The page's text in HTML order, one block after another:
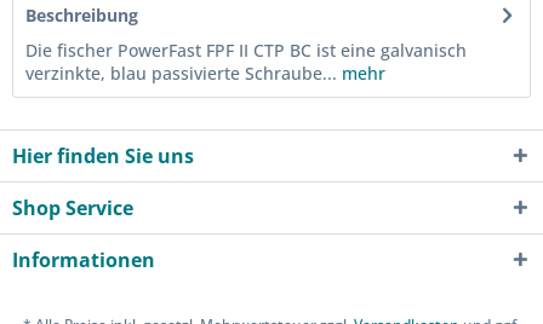
Beschreibung
Die fischer PowerFast FPF II CTP BC ist eine galvanisch
verzinkte, blau passivierte Schraube... mehr
Hier finden Sie uns
Shop Service
Informationen